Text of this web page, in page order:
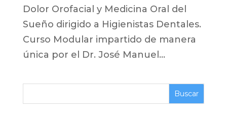
Dolor Orofacial y Medicina Oral del
Sueño dirigido a Higienistas Dentales.
Curso Modular impartido de manera
única por el Dr. José Manuel...